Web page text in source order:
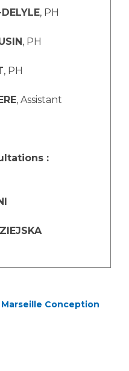
, PH
, PH
, PH
, Assistant
:
Conception